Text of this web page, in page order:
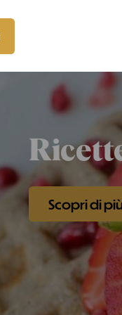
Scopri di